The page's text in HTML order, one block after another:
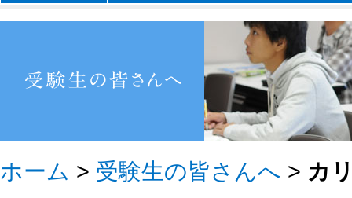
ホーム > 受験生の皆さんへ > カ